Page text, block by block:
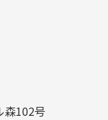
森102号